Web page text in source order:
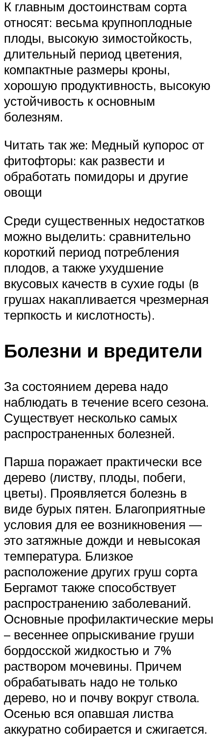
К главным достоинствам сорта
относят: весьма крупноплодные
плоды, высокую зимостойкость,
длительный период цветения,
компактные размеры кроны,
хорошую продуктивность, высокую
устойчивость к основным
болезням.
Читать так же: Медный купорос от
фитофторы: как развести и
обработать помидоры и другие
овощи
Среди существенных недостатков
можно выделить: сравнительно
короткий период потребления
плодов, а также ухудшение
вкусовых качеств в сухие годы (в
грушах накапливается чрезмерная
терпкость и кислотность).
Болезни и вредители
За состоянием дерева надо
наблюдать в течение всего сезона.
Существует несколько самых
распространенных болезней.
Парша поражает практически все
дерево (листву, плоды, побеги,
цветы). Проявляется болезнь в
виде бурых пятен. Благоприятные
условия для ее возникновения —
это затяжные дожди и невысокая
температура. Близкое
расположение других груш сорта
Бергамот также способствует
распространению заболеваний.
Основные профилактические меры
– весеннее опрыскивание груши
бордосской жидкостью и 7%
раствором мочевины. Причем
обрабатывать надо не только
дерево, но и почву вокруг ствола.
Осенью вся опавшая листва
аккуратно собирается и сжигается.